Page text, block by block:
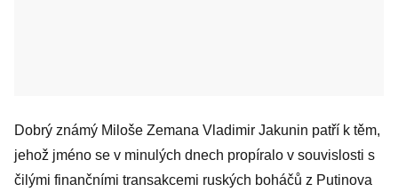
Dobrý známý Miloše Zemana Vladimir Jakunin patří k těm,
jehož jméno se v minulých dnech propíralo v souvislosti s
čilými finančními transakcemi ruských boháčů z Putinova